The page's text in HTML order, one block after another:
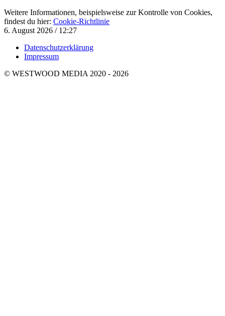
Weitere Informationen, beispielsweise zur Kontrolle von Cookies,
findest du hier: Cookie-Richtlinie
6. August 2026 / 12:27
Datenschutzerklärung
Impressum
© WESTWOOD MEDIA 2020 - 2026